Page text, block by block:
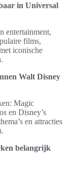
in Universal
entertainment,
films,
iconische
Walt Disney
Magic
en Disney’s
en attracties
belangrijk